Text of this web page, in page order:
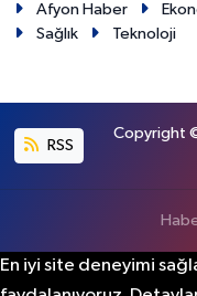
Afyon Haber
Sağlık
Teknoloji
RSS
Copyright
En iyi site deneyimi